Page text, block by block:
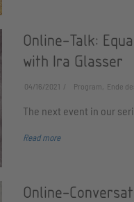
Online-Talk:
with Ira Glasser
04/16/2021 Program, Ende
The next event in our
Read more
Online-